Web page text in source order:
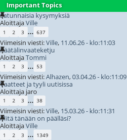
Important Topics
Satunnaisia kysymyksiä
AloittajaVille
1 2 3 ... 637
Viimeisin viesti:Ville, 11.06.26 - klo:11:03
Räätälinvaateketju
AloittajaTommi
1 2 3 ... 53
Viimeisin viesti:Alhazen,03.04.26 - klo:11:09
Vaatteet ja tyyli uutisissa
Aloittaja jaro
1 2 3 ... 38
Viimeisin viesti:Ville, 15.03.26 - klo:11:31
Mitä tänään on päälläsi?
AloittajaVille
1 2 3 ... 1349